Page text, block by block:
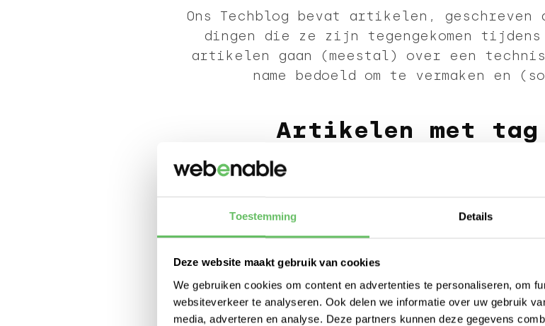
Toestemming Details
Deze website maakt gebruik van cookies
We gebruiken cookies om content en advertenties te personaliseren, om
websiteverkeer te analyseren. Ook delen we informatie over uw gebruik
media, adverteren en analyse. Deze partners kunnen deze gegevens
Ons Techblog bevat artikelen, geschreven
dingen die ze zijn tegengekomen tijdens
artikelen gaan (meestal) over een
name bedoeld om te vermaken en
Artikelen met
VRIJDAG 22 AUGUSTUS 2025
MODEL UITGELICHT -
Google heeft een nieuw
model tot nu toe. Maar dit